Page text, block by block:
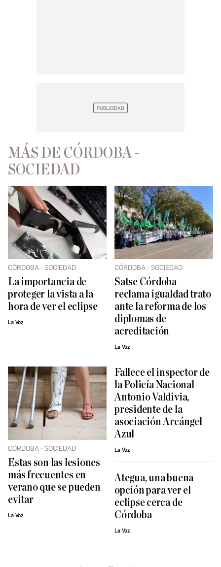
MÁS DE CÓRDOBA -
SOCIEDAD
CÓRDOBA - SOCIEDAD
La importancia de
proteger la vista a la
hora de ver el eclipse
La Voz
CÓRDOBA - SOCIEDAD
Satse Córdoba
reclama igualdad trato
ante la reforma de los
diplomas de
acreditación
La Voz
CÓRDOBA - SOCIEDAD
Estas son las lesiones
más frecuentes en
verano que se pueden
evitar
La Voz
Fallece el inspector de
la Policía Nacional
Antonio Valdivia,
presidente de la
asociación Arcángel
Azul
La Voz
Ategua, una buena
opción para ver el
eclipse cerca de
Córdoba
La Voz